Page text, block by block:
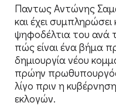
Παντως Αντώνης
και έχει
ψηφοδέλτια του ανά
πώς είναι ένα βήμα
δημιουργία νέου
πρώην
λίγο πριν η
εκλογών.